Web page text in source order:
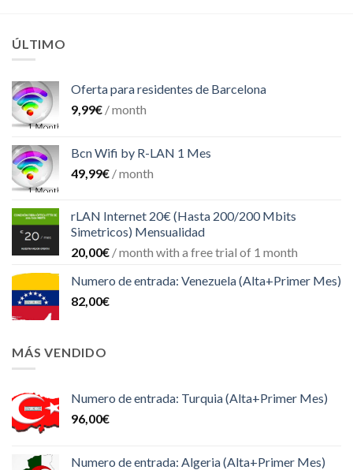
ÚLTIMO
Oferta para residentes de Barcelona
9,99€ / month
Bcn Wifi by R-LAN 1 Mes
49,99€ / month
rLAN Internet 20€ (Hasta 200/200 Mbits
Simetricos) Mensualidad
20,00€ / month with a free trial of 1 month
Numero de entrada: Venezuela (Alta+Primer Mes)
82,00€
MÁS VENDIDO
Numero de entrada: Turquia (Alta+Primer Mes)
96,00€
Numero de entrada: Algeria (Alta+Primer Mes)